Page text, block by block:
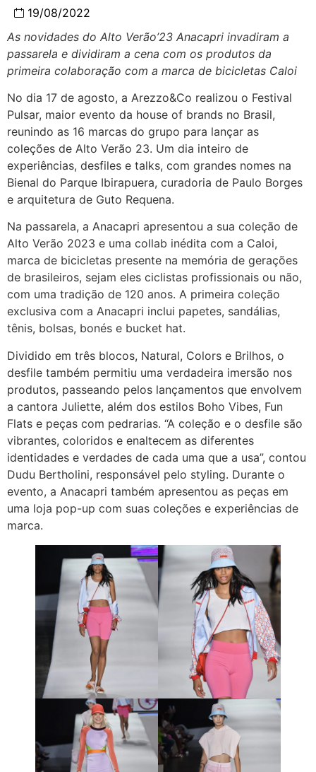
19/08/2022
As novidades do Alto Verão’23 Anacapri invadiram a
passarela e dividiram a cena com os produtos da
primeira colaboração com a marca de bicicletas Caloi
No dia 17 de agosto, a Arezzo&Co realizou o Festival
Pulsar, maior evento da house of brands no Brasil,
reunindo as 16 marcas do grupo para lançar as
coleções de Alto Verão 23. Um dia inteiro de
experiências, desfiles e talks, com grandes nomes na
Bienal do Parque Ibirapuera, curadoria de Paulo Borges
e arquitetura de Guto Requena.
Na passarela, a Anacapri apresentou a sua coleção de
Alto Verão 2023 e uma collab inédita com a Caloi,
marca de bicicletas presente na memória de gerações
de brasileiros, sejam eles ciclistas profissionais ou não,
com uma tradição de 120 anos. A primeira coleção
exclusiva com a Anacapri inclui papetes, sandálias,
tênis, bolsas, bonés e bucket hat.
Dividido em três blocos, Natural, Colors e Brilhos, o
desfile também permitiu uma verdadeira imersão nos
produtos, passeando pelos lançamentos que envolvem
a cantora Juliette, além dos estilos Boho Vibes, Fun
Flats e peças com pedrarias. “A coleção e o desfile são
vibrantes, coloridos e enaltecem as diferentes
identidades e verdades de cada uma que a usa”, contou
Dudu Bertholini, responsável pelo styling. Durante o
evento, a Anacapri também apresentou as peças em
uma loja pop-up com suas coleções e experiências de
marca.